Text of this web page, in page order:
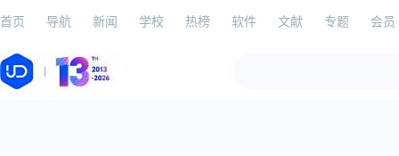
首页 导航 新闻 学校 热榜 软件 文献 专题 会员